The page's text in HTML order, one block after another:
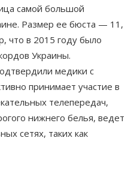
самой большой
Размер ее бюста — 11,
что в 2015 году было
Украины.
медики с
принимает участие в
телепередач,
нижнего белья, ведет
сетях, таких как